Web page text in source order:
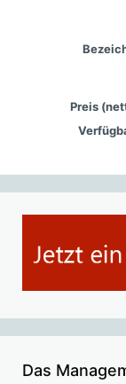
Preis
Das